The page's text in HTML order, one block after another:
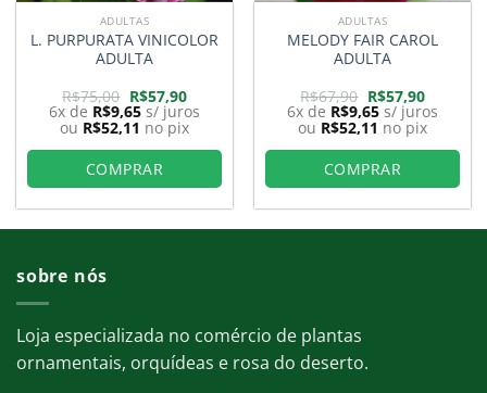
ADULTAS
L. PURPURATA VINICOLOR
ADULTA
R$75,00 O
preço
original
era:
R$75,00.
R$57,90O
preço
atual
é:
R$57,90.
6x de R$9,65 s/ juros
ou R$52,11 no pix
COMPRAR
ADULTAS
MELODY FAIR CAROL
ADULTA
R$67,90 O
preço
original
era:
R$67,90.
R$57,90O
preço
atual
é:
R$57,90.
6x de R$9,65 s/ juros
ou R$52,11 no pix
COMPRAR
sobre nós
Loja especializada no comércio de plantas
ornamentais, orquídeas e rosa do deserto.